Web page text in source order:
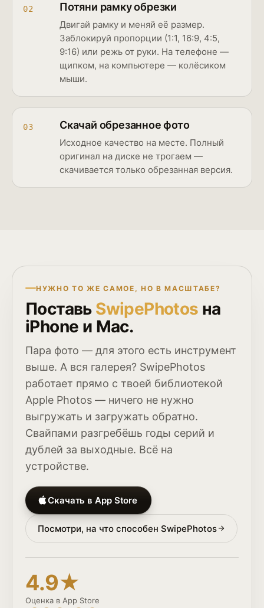
02 Потяни рамку обрезки
Двигай рамку и меняй её размер.
Заблокируй пропорции (1:1, 16:9, 4:5,
9:16) или режь от руки. На телефоне —
щипком, на компьютере — колёсиком
мыши.
03 Скачай обрезанное фото
Исходное качество на месте. Полный
оригинал на диске не трогаем —
скачивается только обрезанная версия.
НУЖНО ТО ЖЕ САМОЕ, НО В МАСШТАБЕ?
Поставь SwipePhotos на
iPhone и Mac.
Пара фото — для этого есть инструмент
выше. А вся галерея? SwipePhotos
работает прямо с твоей библиотекой
Apple Photos — ничего не нужно
выгружать и загружать обратно.
Свайпами разгребёшь годы серий и
дублей за выходные. Всё на
устройстве.
Скачать в App Store
Посмотри, на что способен SwipePhotos
4.9★
Оценка в App Store